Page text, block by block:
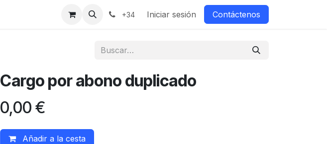
+34 Iniciar sesión Contáctenos
Cargo por abono duplicado
0,00 €
Añadir a la cesta